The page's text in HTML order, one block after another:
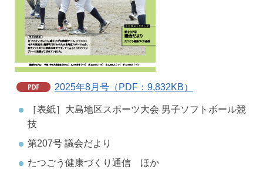
2025年8月号（PDF：9,832KB）
［表紙］大島地区スポーツ大会 男子ソフトボール競
技
第207号 議会だより
たつごう健康づくり通信 ほか